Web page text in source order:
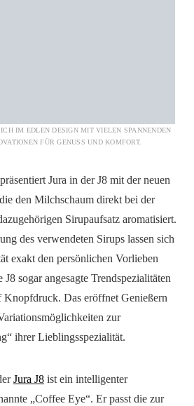
IM EDLEN DESIGN MIT VIELEN SPANNENDEN
FÜR GENUSS UND KOMFORT.
Jura in der J8 mit der neuen
den Milchschaum direkt bei der
Sirupaufsatz aromatisiert.
des verwendeten Sirups lassen sich
exakt den persönlichen Vorlieben
J8 sogar angesagte Trendspezialitäten
Knopfdruck. Das eröffnet Genießern
zur
ihrer Lieblingsspezialität.
Jura J8 ist ein intelligenter
„Coffee Eye“. Er passt die zur